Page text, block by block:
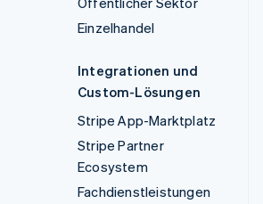
Einzelhandel
Integrationen und
Custom-Lösungen
Stripe App-Marktplatz
Stripe Partner
Ecosystem
Fachdienstleistungen